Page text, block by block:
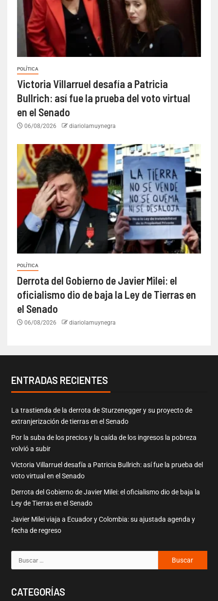
POLÍTICA
Victoria Villarruel desafía a Patricia
Bullrich: así fue la prueba del voto virtual
en el Senado
06/08/2026 diariolamuynegra
POLÍTICA
Derrota del Gobierno de Javier Milei: el
oficialismo dio de baja la Ley de Tierras en
el Senado
06/08/2026 diariolamuynegra
ENTRADAS RECIENTES
La trastienda de la derrota de Sturzenegger y su proyecto de
extranjerización de tierras en el Senado
Por la suba de los precios y la caída de los ingresos la pobreza
volvió a subir
Victoria Villarruel desafía a Patricia Bullrich: así fue la prueba del
voto virtual en el Senado
Derrota del Gobierno de Javier Milei: el oficialismo dio de baja la
Ley de Tierras en el Senado
Javier Milei viaja a Ecuador y Colombia: su ajustada agenda y
fecha de regreso
CATEGORÍAS